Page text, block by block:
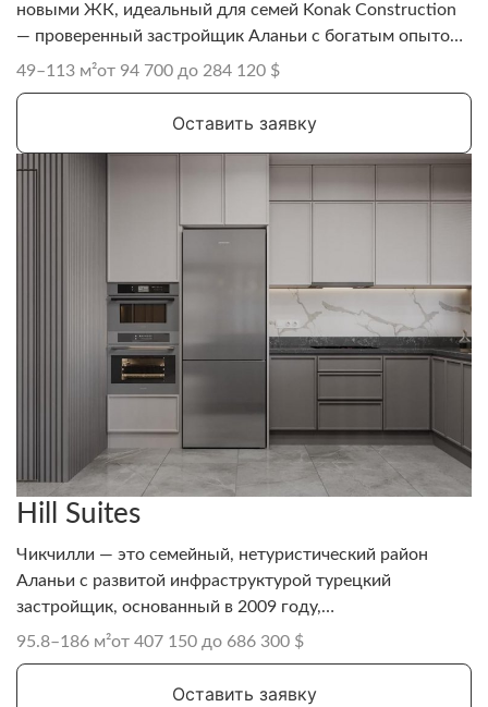
новыми ЖК, идеальный для семей Konak Construction
— проверенный застройщик Аланьи с богатым опытом,
создающий элитное жильё и курортную недвижимость
49–113 м²от 94 700 до 284 120 $
Оставить заявку
Hill Suites
Чикчилли — это семейный, нетуристический район
Аланьи с развитой инфраструктурой турецкий
застройщик, основанный в 2009 году,
специализирующийся на строительстве жилых
95.8–186 м²от 407 150 до 686 300 $
Оставить заявку